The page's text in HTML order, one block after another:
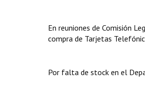
En reuniones de Comisión
compra de Tarjetas
Por falta de stock en el